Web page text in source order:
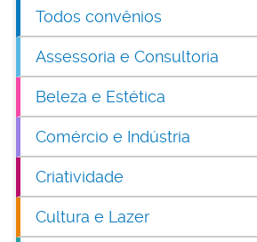
Todos convênios
Assessoria e Consultoria
Beleza e Estética
Comércio e Indústria
Criatividade
Cultura e Lazer